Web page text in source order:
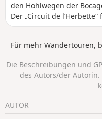
den Hohlwegen der
Der „Circuit de
Bocage über zahlreiche
Ein Teil der Hohlwege
Patrimoine Munevillais“
Für mehr Wandertouren,
Die Beschreibungen und
des Autors/der
AUTOR